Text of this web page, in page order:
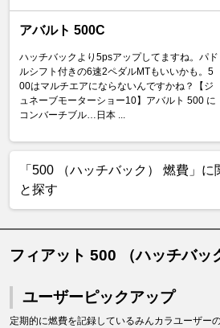
アバルト 500C
ハッチバックより5psアップしてますね。パド
ルシフト付きの6速2ペダルMTもいいかも。5
00はマルチエアにならないんですかね？【ジ
ュネーブモーターショー10】アバルト 500 に
コンバーチブル…日本 ...
「500 （ハッチバック） 燃費」
と探す
フィアット 500 （ハッチバッ
ユーザーピックアップ
定期的に燃費を記録しているみんカラユーザー